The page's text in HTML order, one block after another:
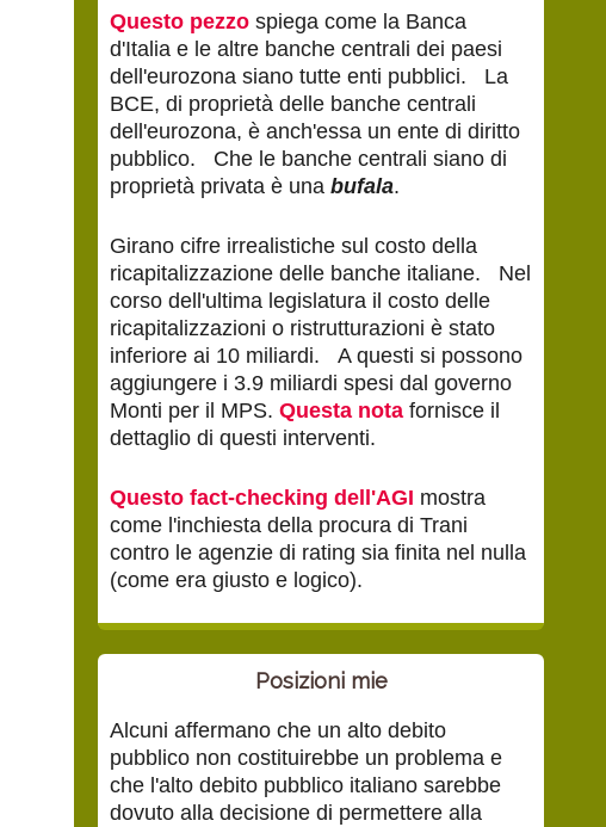
Questo pezzo spiega come la Banca
d'Italia e le altre banche centrali dei paesi
dell'eurozona siano tutte enti pubblici. La
BCE, di proprietà delle banche centrali
dell'eurozona, è anch'essa un ente di diritto
pubblico. Che le banche centrali siano di
proprietà privata è unabufala.
Girano cifre irrealistiche sul costo della
ricapitalizzazione delle banche italiane. Nel
corso dell'ultima legislatura il costo delle
ricapitalizzazioni o ristrutturazioni è stato
inferiore ai 10 miliardi. A questi si possono
aggiungere i 3.9 miliardi spesi dal governo
Monti per il MPS.Questa nota fornisce il
dettaglio di questi interventi.
Questo fact-checking dell'AGI mostra
come l'inchiesta della procura di Trani
contro le agenzie di rating sia finita nel nulla
(come era giusto e logico).
Posizioni mie
Alcuni affermano che un alto debito
pubblico non costituirebbe un problema e
che l'alto debito pubblico italiano sarebbe
dovuto alla decisione di permettere alla